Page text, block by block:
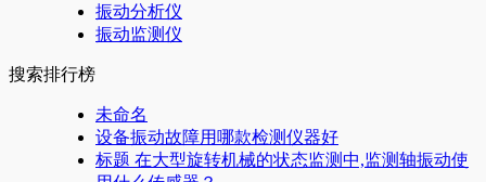
振动分析仪
振动监测仪
搜索排行榜
未命名
设备振动故障用哪款检测仪器好
标题 在大型旋转机械的状态监测中,监测轴振动使